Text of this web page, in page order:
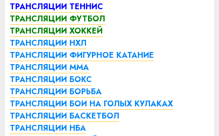
ТРАНСЛЯЦИИ ТЕННИС
ТРАНСЛЯЦИИ ФУТБОЛ
ТРАНСЛЯЦИИ ХОККЕЙ
ТРАНСЛЯЦИИ НХЛ
ТРАНСЛЯЦИИ ФИГУРНОЕ КАТАНИЕ
ТРАНСЛЯЦИИ ММА
ТРАНСЛЯЦИИ БОКС
ТРАНСЛЯЦИИ БОРЬБА
ТРАНСЛЯЦИИ БОИ НА ГОЛЫХ КУЛАКАХ
ТРАНСЛЯЦИИ БАСКЕТБОЛ
ТРАНСЛЯЦИИ НБА